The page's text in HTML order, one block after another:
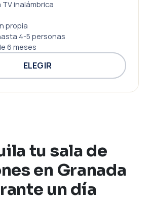
inalámbrica
propia
4-5 personas
6 meses
ELEGIR
tu sala de
en Granada
un día